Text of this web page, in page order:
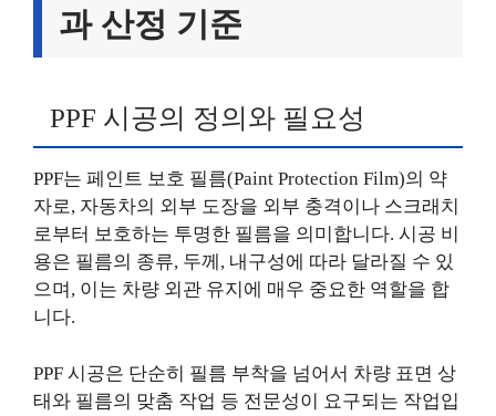
과 산정 기준
PPF 시공의 정의와 필요성
PPF는 페인트 보호 필름(Paint Protection Film)의 약
자로, 자동차의 외부 도장을 외부 충격이나 스크래치
로부터 보호하는 투명한 필름을 의미합니다. 시공 비
용은 필름의 종류, 두께, 내구성에 따라 달라질 수 있
으며, 이는 차량 외관 유지에 매우 중요한 역할을 합
니다.
PPF 시공은 단순히 필름 부착을 넘어서 차량 표면 상
태와 필름의 맞춤 작업 등 전문성이 요구되는 작업입